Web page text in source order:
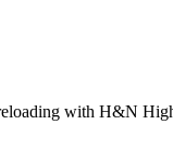
with H&N